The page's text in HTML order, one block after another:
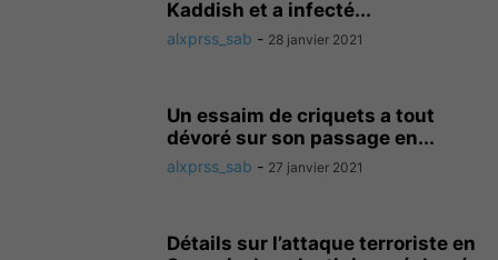
Kaddish et a infecté...
alxprss_sab - 28 janvier 2021
Un essaim de criquets a tout
dévoré sur son passage en...
alxprss_sab - 27 janvier 2021
Détails sur l’attaque terroriste en